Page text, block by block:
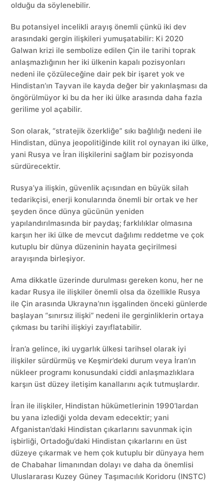
olduğu da söylenebilir.
Bu potansiyel incelikli arayış önemli çünkü iki dev
arasındaki gergin ilişkileri yumuşatabilir: Ki 2020
Galwan krizi ile sembolize edilen Çin ile tarihi toprak
anlaşmazlığının her iki ülkenin kapalı pozisyonları
nedeni ile çözüleceğine dair pek bir işaret yok ve
Hindistan’ın Tayvan ile kayda değer bir yakınlaşması da
öngörülmüyor ki bu da her iki ülke arasında daha fazla
gerilime yol açabilir.
Son olarak, “stratejik özerkliğe” sıkı bağlılığı nedeni ile
Hindistan, dünya jeopolitiğinde kilit rol oynayan iki ülke,
yani Rusya ve İran ilişkilerini sağlam bir pozisyonda
sürdürecektir.
Rusya’ya ilişkin, güvenlik açısından en büyük silah
tedarikçisi, enerji konularında önemli bir ortak ve her
şeyden önce dünya gücünün yeniden
yapılandırılmasında bir paydaş; farklılıklar olmasına
karşın her iki ülke de mevcut dağılımı reddetme ve çok
kutuplu bir dünya düzeninin hayata geçirilmesi
arayışında birleşiyor.
Ama dikkatle üzerinde durulması gereken konu, her ne
kadar Rusya ile ilişkiler önemli olsa da özellikle Rusya
ile Çin arasında Ukrayna’nın işgalinden önceki günlerde
başlayan “sınırsız ilişki” nedeni ile gerginliklerin ortaya
çıkması bu tarihi ilişkiyi zayıflatabilir.
İran’a gelince, iki uygarlık ülkesi tarihsel olarak iyi
ilişkiler sürdürmüş ve Keşmir’deki durum veya İran’ın
nükleer programı konusundaki ciddi anlaşmazlıklara
karşın üst düzey iletişim kanallarını açık tutmuşlardır.
İran ile ilişkiler, Hindistan hükümetlerinin 1990’lardan
bu yana izlediği yolda devam edecektir; yani
Afganistan’daki Hindistan çıkarlarını savunmak için
işbirliği, Ortadoğu’daki Hindistan çıkarlarını en üst
düzeye çıkarmak ve hem çok kutuplu bir dünyaya hem
de Chabahar limanından dolayı ve daha da önemlisi
Uluslararası Kuzey Güney Taşımacılık Koridoru (INSTC)